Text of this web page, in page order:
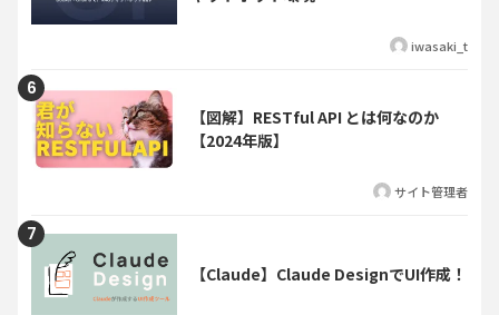
iwasaki_t
【図解】RESTful API とは何なのか
【2024年版】
サイト管理者
【Claude】Claude DesignでUI作成！